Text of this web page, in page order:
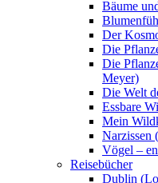
Bäume
Der
Die
Die
Meyer)
Die Welt
Essbare
Mein
Narzissen
Vögel –
Reisebücher
Dublin